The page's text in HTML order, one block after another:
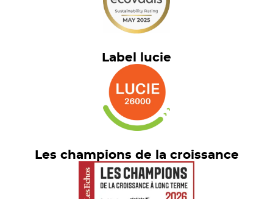
Label lucie
Les champions de la croissance